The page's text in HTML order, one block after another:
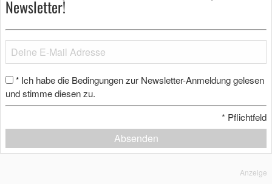
Newsletter!
* Ich habe die Bedingungen zur Newsletter-Anmeldung gelesen
und stimme diesen zu.
* Pflichtfeld
Absenden
Anzeige